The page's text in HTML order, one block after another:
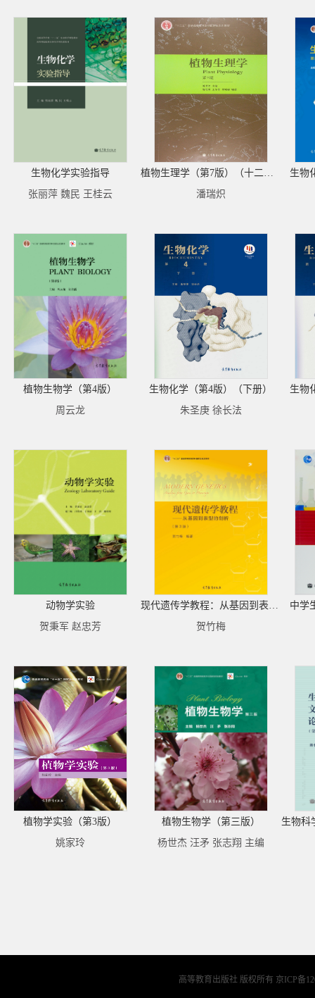
生物化学实验指导
张丽萍 魏民 王桂云
植物生理学（第7版）（十二五新封面）
潘瑞炽
生物
植物生物学（第4版）
周云龙
生物化学（第4版）（下册）
朱圣庚 徐长法
生物
动物学实验
贺秉军 赵忠芳
现代遗传学教程：从基因到表型的剖析（第3版）
贺竹梅
中学
植物学实验（第3版）
姚家玲
植物生物学（第三版）
杨世杰 汪矛 张志翔 主编
高等教育出版社 版权所有 京ICP备